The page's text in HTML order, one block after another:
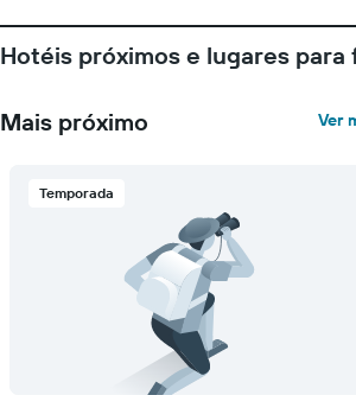
Y
exibindo
o
médio
de
Hotéis próximos e lugares para
Mais próximo Ver
Temporada